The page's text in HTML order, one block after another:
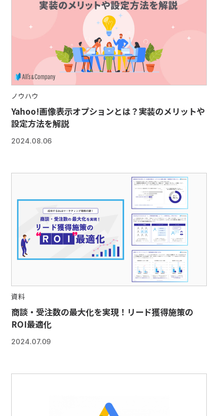
ノウハウ
Yahoo!画像表示オプションとは？実装のメリットや
設定方法を解説
2024.08.06
資料
商談・受注数の最大化を実現！リード獲得施策の
ROI最適化
2024.07.09